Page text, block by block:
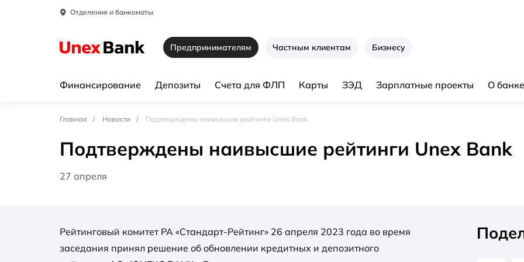
Отделения и банкоматы
Предпринимателям Частным клиентам Бизнесу
Финансирование Депозиты Счета для ФЛП Карты ЗЭД Зарплатные проекты О банке
Главная Новости Подтверждены наивысшие рейтинги Unex Bank
Подтверждены наивысшие рейтинги Unex Bank
27 апреля
Рейтинговый комитет РА «Стандарт-Рейтинг» 26 апреля 2023 года во время
заседания принял решение об обновлении кредитных и депозитного